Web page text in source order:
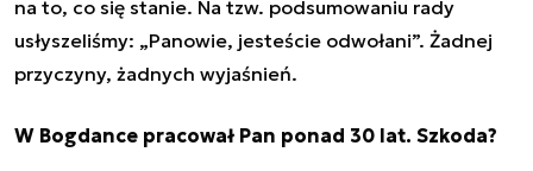
na to, co się stanie. Na tzw. podsumowaniu rady
usłyszeliśmy: „Panowie, jesteście odwołani”. Żadnej
przyczyny, żadnych wyjaśnień.
W Bogdance pracował Pan ponad 30 lat. Szkoda?